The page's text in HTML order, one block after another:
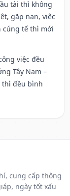
tài thì không
gặp nạn, việc
cúng tế thì mới
việc đều
Tây Nam –
thì đều bình
cung cấp thông
ngày tốt xấu